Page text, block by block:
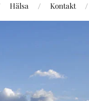
Hälsa Kontakt